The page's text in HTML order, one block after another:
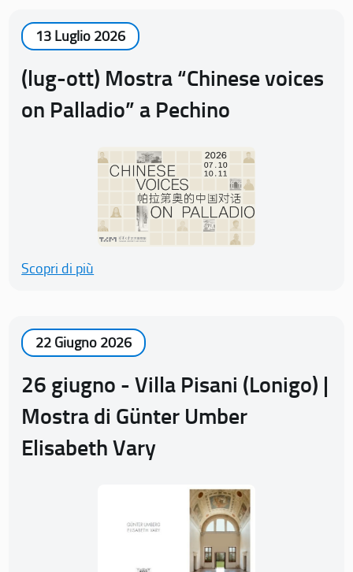
13 Luglio 2026
(lug-ott) Mostra “Chinese voices
on Palladio” a Pechino
Scopri di più
22 Giugno 2026
26 giugno - Villa Pisani (Lonigo) |
Mostra di Günter Umber
Elisabeth Vary